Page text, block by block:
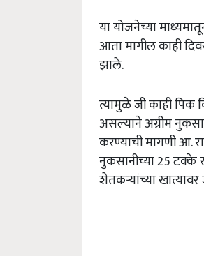
या योजनेच्या
आता मागील काही
झाले.
त्यामुळे जी काही पिक
असल्याने अग्रीम
करण्याची मागणी आ.
नुकसानीच्या 25 टक्के
शेतकऱ्यांच्या